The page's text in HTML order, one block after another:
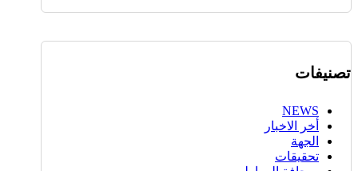
تصنيفات
NEWS
أخر الاخبار
الجهة
تحقيقات